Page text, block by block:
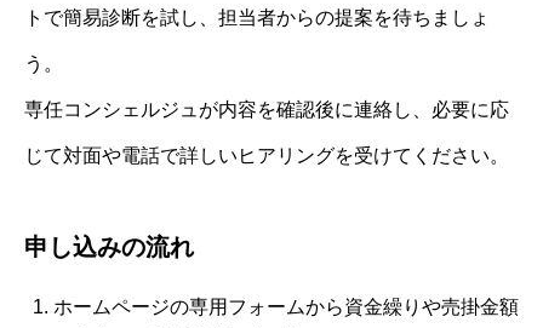
トで簡易診断を試し、担当者からの提案を待ちましょ
う。
専任コンシェルジュが内容を確認後に連絡し、必要に応
じて対面や電話で詳しいヒアリングを受けてください。
申し込みの流れ
ホームページの専用フォームから資金繰りや売掛金額